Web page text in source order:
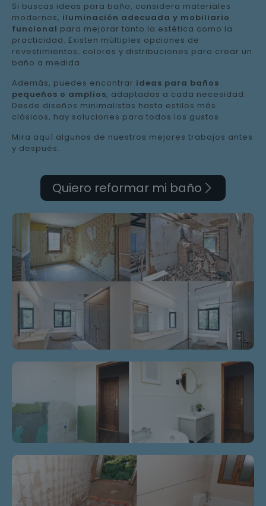
Si buscas ideas para baño, considera materiales
modernos, iluminación adecuada y mobiliario
funcional para mejorar tanto la estética como la
practicidad. Existen múltiples opciones de
revestimientos, colores y distribuciones para crear un
baño a medida.
Además, puedes encontrar ideas para baños
pequeños o amplios, adaptadas a cada necesidad.
Desde diseños minimalistas hasta estilos más
clásicos, hay soluciones para todos los gustos.
Mira aquí algunos de nuestros mejores trabajos antes
y después.
Quiero reformar mi baño